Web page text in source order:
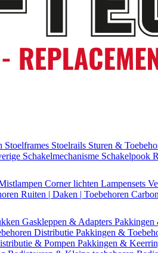
Stoelframes Stoelrails Sturen &
Schakelmechanisme Schakelpook
Corner lichten Lampensets
Ruiten | Daken | Toebehoren
Gaskleppen & Adapters Pakkingen
Distributie Pakkingen &
& Pompen Pakkingen &